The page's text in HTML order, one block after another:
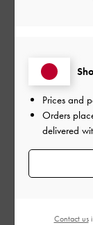
当サ
商
商
な
返品
該当
Prices and
Orders
delivered
Contact us